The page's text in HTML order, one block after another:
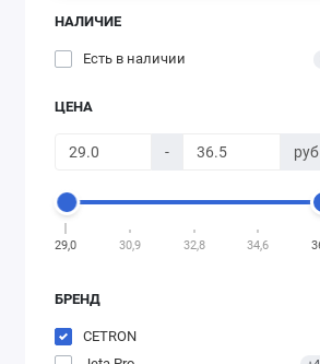
НАЛИЧИЕ
Есть в наличии
ЦЕНА
- руб
29,0 30,9 32,8 34,6
БРЕНД
CETRON